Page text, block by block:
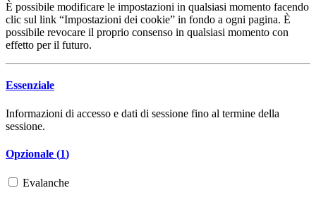
È possibile modificare le impostazioni in qualsiasi momento facendo
clic sul link “Impostazioni dei cookie” in fondo a ogni pagina. È
possibile revocare il proprio consenso in qualsiasi momento con
effetto per il futuro.
Essenziale
Informazioni di accesso e dati di sessione fino al termine della
sessione.
Opzionale (1)
Evalanche